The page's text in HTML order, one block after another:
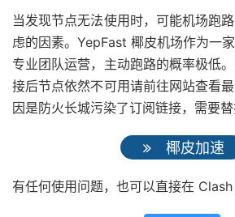
当发现节点无法使用时，可能机场跑
虑的因素。YepFast 椰皮机场作为一
专业团队运营，主动跑路的概率极低
接后节点依然不可用请前往网站查看
因是防火长城污染了订阅链接，需要替
椰皮加速
有任何使用问题，也可以直接在 Clash